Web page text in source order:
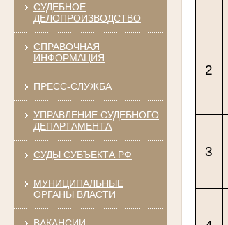
СУДЕБНОЕ
ДЕЛОПРОИЗВОДСТВО
СПРАВОЧНАЯ
ИНФОРМАЦИЯ
ПРЕСС-СЛУЖБА
УПРАВЛЕНИЕ СУДЕБНОГО
ДЕПАРТАМЕНТА
СУДЫ СУБЪЕКТА РФ
МУНИЦИПАЛЬНЫЕ
ОРГАНЫ ВЛАСТИ
ВАКАНСИИ
2
3